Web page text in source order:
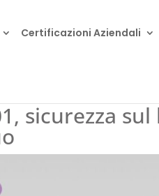
Certificazioni Aziendali
sicurezza